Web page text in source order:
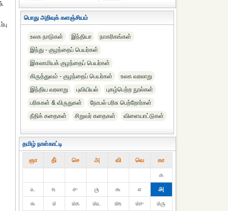
பொது அறிவுக் களஞ்சியம்
உலக நாடுகள் இந்தியா
நாகரிகங்கள்
இந்து - குழந்தைப் பெயர்கள்
இசுலாமியக் குழந்தைப் பெயர்கள்
கிருத்துவம் - குழந்தைப் பெயர்கள்
உலக வரலாறு
இந்திய வரலாறு
புவியியல்
புகழ்பெற்ற நூல்கள்
பரிசுகள் & விருதுகள்
நோபல் பரிசு‎ பெற்றோர்‎கள்
நீதிக் கதைகள்
சிறுவர் கதைகள் விளையாட்டுகள்
தமிழ் நாள்காட்டி
ஞா தி் செ அ வி வெ கா
௧
௨
௩ ௪ ௫ ௬ ௭
௮
௯
௰ ௰௧ ௰௨ ௰௩ ௰௪
௰௫